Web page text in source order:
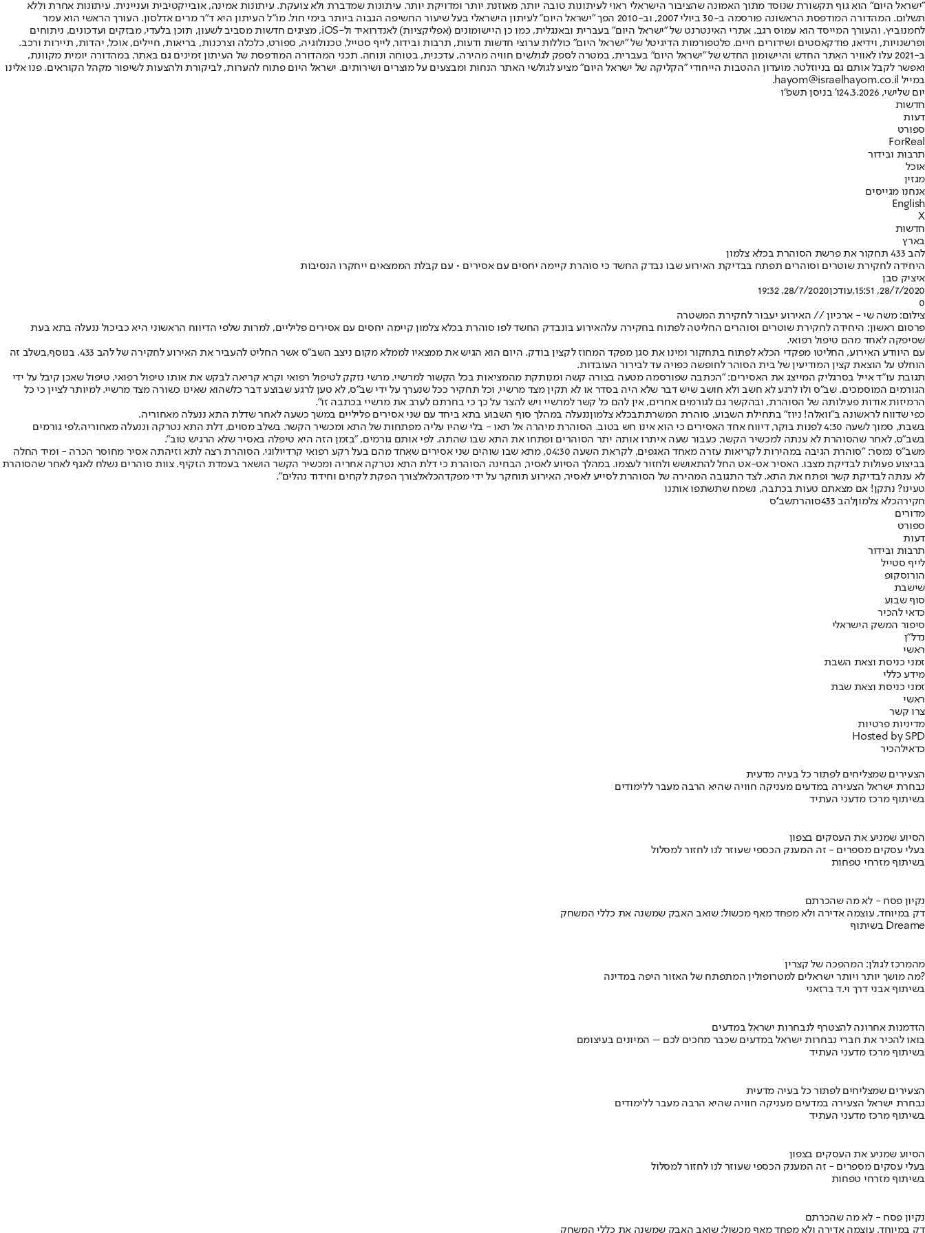
"ישראל היום" הוא גוף תקשורת שנוסד מתוך האמונה שהציבור הישראלי ראוי לעיתונות טובה יותר, מאוזנת יותר ומדויקת יותר. עיתונות שמדברת ולא צועקת. עיתונות אמינה, אובייקטיבית ועניינית. עיתונות אחרת וללא
תשלום. המהדורה המודפסת הראשונה פורסמה ב-30 ביולי 2007, וב-2010 הפך "ישראל היום" לעיתון הישראלי בעל שיעור החשיפה הגבוה ביותר בימי חול. מו"ל העיתון היא ד"ר מרים אדלסון. העורך הראשי הוא עמר
לחמנוביץ, והעורך המייסד הוא עמוס רגב. אתרי האינטרנט של "ישראל היום" בעברית ובאנגלית, כמו כן היישומונים (אפליקציות) לאנדרואיד ול-iOS, מציגים חדשות מסביב לשעון, תוכן בלעדי, מבזקים ועדכונים, ניתוחים
ופרשנויות, וידיאו, פודקאסטים ושידורים חיים. פלטפורמות הדיגיטל של "ישראל היום" כוללות ערוצי חדשות ודעות, תרבות ובידור, לייף סטייל, טכנולוגיה, ספורט, כלכלה וצרכנות, בריאות, חיילים, אוכל, יהדות, תיירות ורכב.
ב-2021 עלו לאוויר האתר החדש והיישומון החדש של "ישראל היום" בעברית, במטרה לספק לגולשים חוויה מהירה, עדכנית, בטוחה ונוחה. תכני המהדורה המודפסת של העיתון זמינים גם באתר, במהדורה יומית מקוונת,
ואפשר לקבל אותם גם בניוזלטר. מועדון ההטבות הייחודי "הקליקה של ישראל היום" מציע לגולשי האתר הנחות ומבצעים על מוצרים ושירותים. ישראל היום פתוח להערות, לביקורת ולהצעות לשיפור מקהל הקוראים. פנו אלינו
במייל hayom@israelhayom.co.il.
יום שלישי, 24.3.2026
ו' בניסן תשפ"ו
חדשות
דעות
ספורט
ForReal
תרבות ובידור
אוכל
מגזין
אנחנו מגייסים
English
X
חדשות
בארץ
להב 433 תחקור את פרשת הסוהרת בכלא צלמון
היחידה לחקירת שוטרים וסוהרים תפתח בבדיקת האירוע שבו נבדק החשד כי סוהרת קיימה יחסים עם אסירים • עם קבלת הממצאים ייחקרו הנסיבות
איציק סבן
28/7/2020, 15:51
,עודכן28/7/2020, 19:32
0
צילום: משה שי - ארכיון // האירוע יעבור לחקירת המשטרה
פרסום ראשון: היחידה לחקירת שוטרים וסוהרים החליטה לפתוח בחקירה עלהאירוע בונבדק החשד לפו סוהרת בכלא צלמון קיימה יחסים עם אסירים פליליים, למרות שלפי הדיווח הראשוני היא כביכול ננעלה בתא בעת
שסיפקה לאחד מהם טיפול רפואי.
עם היוודע האירוע, החליטו מפקדי הכלא לפתוח בתחקור ומינו את סגן מפקד המחוז לקצין בודק. היום הוא הגיש את ממצאיו לממלא מקום ניצב השב"ס אשר החליט להעביר את האירוע לחקירה של להב 433. בנוסף,
בשלב זה
הוחלט על הוצאת קצין המודיעין של בית הסוהר לחופשה כפויה עד לבירור העובדות.
תגובת עו"ד אייל בסרגליק המייצג את האסירים: "הכתבה שפורסמה מטעה בצורה קשה ומנותקת מהמציאות בכל הקשור למרשיי. מרשי נזקק לטיפול רפואי וקרא קריאה לבקש את אותו טיפול רפואי, טיפול שאכן קיבל על ידי
הגורמים המוסמכים. שב"ס ולו לרגע לא חשב ולא חושב שיש דבר שלא היה בסדר או לא תקין מצד מרשיי, וכל תחקיר ככל שנערך על ידי שב"ס, לא טען לרגע שבוצע דבר כלשהוא שאינו כשורה מצד מרשיי. למיותר לציין כי כל
הרמיזות אודות פעילותה של הסוהרת, ובהקשר גם לגורמים אחרים, אין להם כל קשר למרשיי ויש להצר על כך כי בחרתם לערב את מרשיי בכתבה זו".
כפי שדווח לראשונה ב"וואלה! ניוז" בתחילת השבוע, סוהרת המשרתתבכלא צלמוןננעלה במהלך סוף השבוע בתא ביחד עם שני אסירים פליליים במשך כשעה לאחר שדלת התא ננעלה מאחוריה.
בשבת, סמוך לשעה 4:30 לפנות בוקר, דיווח אחד האסירים כי הוא אינו חש בטוב. הסוהרת מיהרה אל תאו - בלי שהיו עליה מפתחות של התא ומכשיר הקשר. בשלב מסוים, דלת התא נטרקה וננעלה מאחוריה.
לפי גורמים
בשב"ס, לאחר שהסוהרת לא ענתה למכשיר הקשר, כעבור שעה איתרו אותה יתר הסוהרים ופתחו את התא שבו שהתה. לפי אותם גורמים, "בזמן הזה היא טיפלה באסיר שלא הרגיש טוב".
משב"ס נמסר: "סוהרת הגיבה במהירות לקריאות עזרה מאחד האגפים, לקראת השעה 04:30, מתא שבו שוהים שני אסירים שאחד מהם בעל רקע רפואי קרדיולוגי. הסוהרת רצה לתא וזיהתה אסיר מחוסר הכרה - ומיד החלה
בביצוע פעולות לבדיקת מצבו. האסיר אט-אט החל להתאושש ולחזור לעצמו. במהלך הסיוע לאסיר, הבחינה הסוהרת כי דלת התא נטרקה אחריה ומכשיר הקשר הושאר בעמדת הזקיף. צוות סוהרים נשלח לאגף לאחר שהסוהרת
לא ענתה לבדיקת קשר ופתח את התא. לצד התגובה המהירה של הסוהרת לסייע לאסיר, האירוע תוחקר על ידי מפקדהכלאלצורך הפקת לקחים וחידוד נהלים".
טעינו? נתקן! אם מצאתם טעות בכתבה, נשמח שתשתפו אותנו
חקירהכלא צלמוןלהב 433 סוהרתשב''ס
מדורים
ספורט
דעות
תרבות ובידור
לייף סטייל
הורוסקופ
שישבת
סוף שבוע
כדאי להכיר
סיפור המשק הישראלי
נדל"ן
ראשי
זמני כניסת וצאת השבת
מידע כללי
זמני כניסת וצאת שבת
ראשי
צרו קשר
מדיניות פרטיות
Hosted by SPD
כדאילהכיר
הצעירים שמצליחים לפתור כל בעיה מדעית
נבחרת ישראל הצעירה במדעים מעניקה חוויה שהיא הרבה מעבר ללימודים
בשיתוף מרכז מדעני העתיד
הסיוע שמניע את העסקים בצפון
בעלי עסקים מספרים - זה המענק הכספי שעוזר לנו לחזור למסלול
בשיתוף מזרחי טפחות
נקיון פסח - לא מה שהכרתם
דק במיוחד, עוצמה אדירה ולא מפחד מאף מכשול: שואב האבק שמשנה את כללי המשחק
בשיתוף Dreame
מהמרכז לגולן: המהפכה של קצרין
מה מושך יותר ויותר ישראלים למטרופולין המתפתח של האזור היפה במדינה?
בשיתוף אבני דרך וי.ד ברזאני
הזדמנות אחרונה להצטרף לנבחרות ישראל במדעים
בואו להכיר את חברי נבחרות ישראל במדעים שכבר מחכים לכם – המיונים בעיצומם
בשיתוף מרכז מדעני העתיד
הצעירים שמצליחים לפתור כל בעיה מדעית
נבחרת ישראל הצעירה במדעים מעניקה חוויה שהיא הרבה מעבר ללימודים
בשיתוף מרכז מדעני העתיד
הסיוע שמניע את העסקים בצפון
בעלי עסקים מספרים - זה המענק הכספי שעוזר לנו לחזור למסלול
בשיתוף מזרחי טפחות
נקיון פסח - לא מה שהכרתם
דק במיוחד, עוצמה אדירה ולא מפחד מאף מכשול: שואב האבק שמשנה את כללי המשחק